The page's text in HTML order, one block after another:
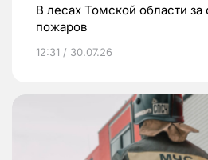
В лесах Томской области за
пожаров
12:31 / 30.07.26